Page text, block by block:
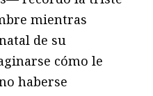
mientras
de su
cómo le
haberse